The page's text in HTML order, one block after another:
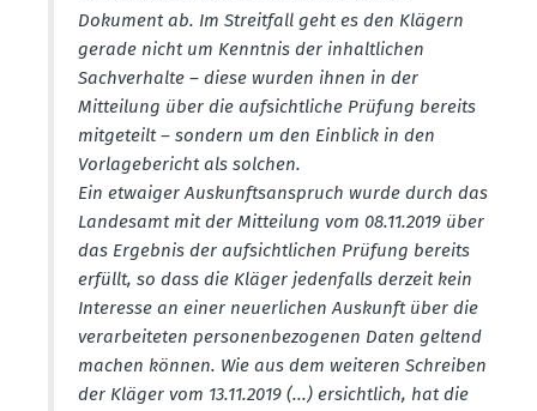
Dokument ab. Im Streitfall geht es den Klägern
gerade nicht um Kenntnis der inhalt­lichen
Sachver­halte – diese wurden ihnen in der
Mitteilung über die aufsicht­liche Prüfung bereits
mitge­teilt – sondern um den Einblick in den
Vorla­ge­be­richt als solchen.
Ein etwaiger Auskunfts­an­spruch wurde durch das
Landesamt mit der Mitteilung vom 08.11.2019 über
das Ergebnis der aufsicht­lichen Prüfung bereits
erfüllt, so dass die Kläger jeden­falls derzeit kein
Interesse an einer neuer­lichen Auskunft über die
verar­bei­teten perso­nen­be­zo­genen Daten geltend
machen können. Wie aus dem weiteren Schreiben
der Kläger vom 13.11.2019 (...) ersichtlich, hat die